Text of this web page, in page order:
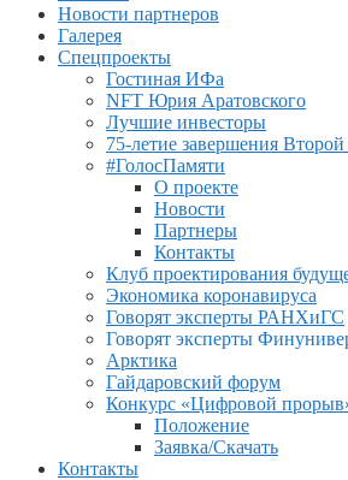
Новости партнеров
Галерея
Спецпроекты
Гостиная ИФа
NFT Юрия Аратовского
Лучшие инвесторы
75-летие завершения
#ГолосПамяти
О проекте
Новости
Партнеры
Контакты
Клуб проектирования
Экономика коронавируса
Говорят эксперты РАНХиГС
Говорят эксперты
Арктика
Гайдаровский форум
Конкурс «Цифровой
Положение
Заявка/Скачать
Контакты